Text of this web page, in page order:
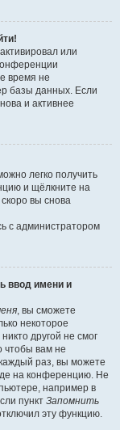
или
время не
базы данных. Если
и активнее
легко получить
и щёлкните на
вы снова
с администратором
ввод имени и
, вы сможете
некоторое
другой не смог
чтобы вам не
раз, вы можете
на конференцию. Не
например в
пункт Запомнить
эту функцию.